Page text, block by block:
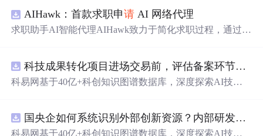
AIHawk：首款求职申请 AI 网络代理
求职助手AI智能代理AIHawk致力于简化求职过程，通过自
科技成果转化项目进场交易前，评估备案环节需要准备哪些材料？.docx
科易网基于40亿+科创知识图谱数据库，深度探索AI技术
新领域的AI+数智化解决方案，推动科技创新与产业创新
智能化发展。
国央企如何系统识别外部创新资源？内部研发体系完善，但对外部高校、
科易网基于40亿+科创知识图谱数据库，深度探索AI技术